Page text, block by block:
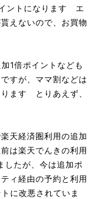
ントになります エ
えないので、お買物
1倍ポイントなども
すが、ママ割などは
ます とりあえず、
天経済圏利用の追加
は楽天でんきの利用
したが、今は追加ポ
ィ経由の予約と利用
に改悪されていま